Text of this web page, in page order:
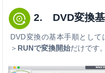
2. DVD変換
DVD変換の基本手順として
＞ RUNで変換開始だけです。